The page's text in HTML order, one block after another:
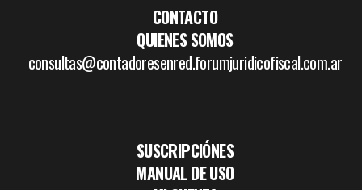
CONTACTO
QUIENES SOMOS
consultas@contadoresenred.forumjuridicofiscal.com.ar
SUSCRIPCIÓNES
MANUAL DE USO